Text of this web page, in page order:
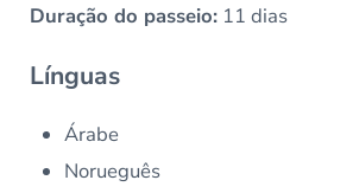
Duração do passeio:11 dias
Línguas
Árabe
Norueguês